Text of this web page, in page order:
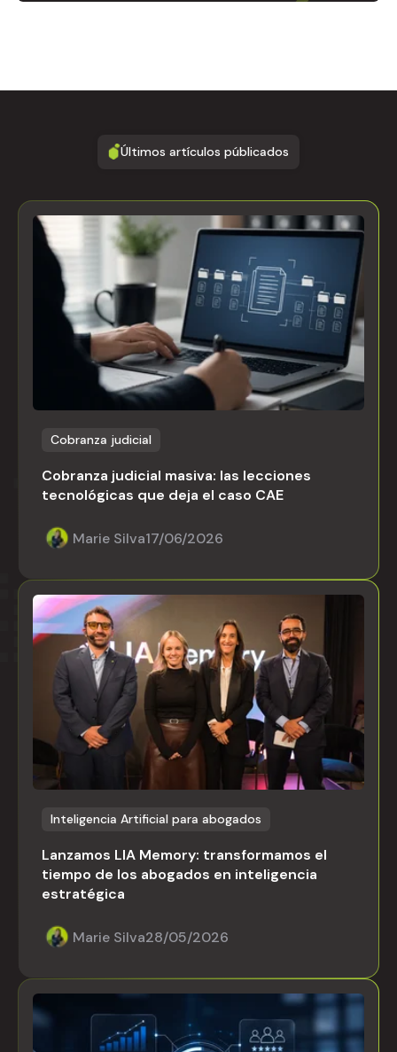
Últimos artículos públicados
Cobranza judicial
Cobranza judicial masiva: las lecciones
tecnológicas que deja el caso CAE
Marie Silva17/06/2026
Inteligencia Artificial para abogados
Lanzamos LIA Memory: transformamos el
tiempo de los abogados en inteligencia
estratégica
Marie Silva28/05/2026